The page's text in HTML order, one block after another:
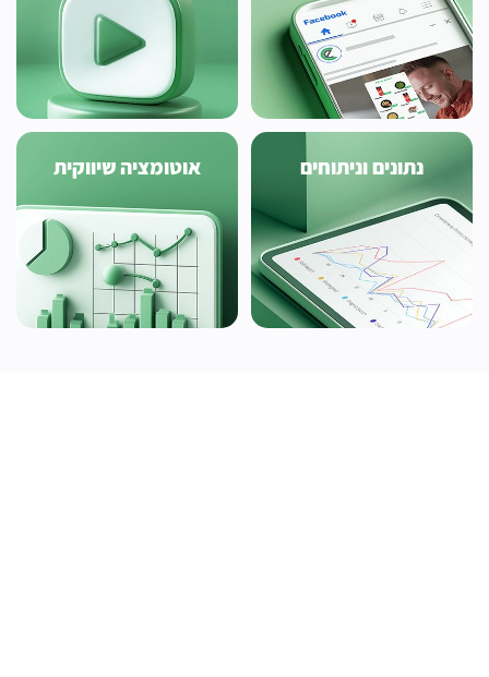
נתונים וניתוחים אוטומציה שיווקית